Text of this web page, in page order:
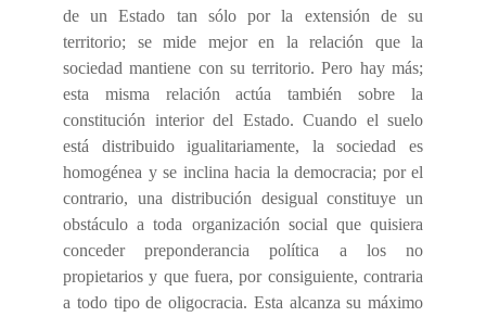
de un Estado tan sólo por la extensión de su
territorio; se mide mejor en la relación que la
sociedad mantiene con su territorio. Pero hay más;
esta misma relación actúa también sobre la
constitución interior del Estado. Cuando el suelo
está distribuido igualitariamente, la sociedad es
homogénea y se inclina hacia la democracia; por el
contrario, una distribución desigual constituye un
obstáculo a toda organización social que quisiera
conceder preponderancia política a los no
propietarios y que fuera, por consiguiente, contraria
a todo tipo de oligocracia. Esta alcanza su máximo